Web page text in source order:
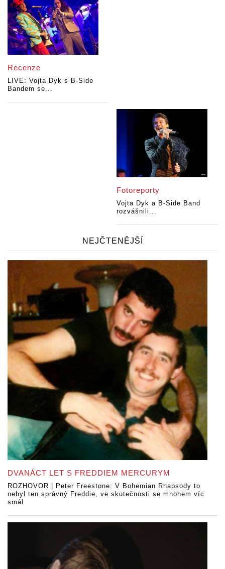
Recenze
LIVE: Vojta Dyk s B-Side
Bandem se...
Fotoreporty
Vojta Dyk a B-Side Band
rozvášnili...
NEJČTENĚJŠÍ
DVANÁCT LET S FREDDIEM MERCURYM
ROZHOVOR | Peter Freestone: V Bohemian Rhapsody to
nebyl ten správný Freddie, ve skutečnosti se mnohem víc
smál